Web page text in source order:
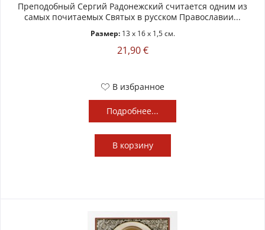
Преподобный Сергий Радонежский считается одним из
самых почитаемых Святых в русском Православии...
Размер:13 x 16 x 1,5 см.
21,90 €
В избранное
Подробнее...
В корзину